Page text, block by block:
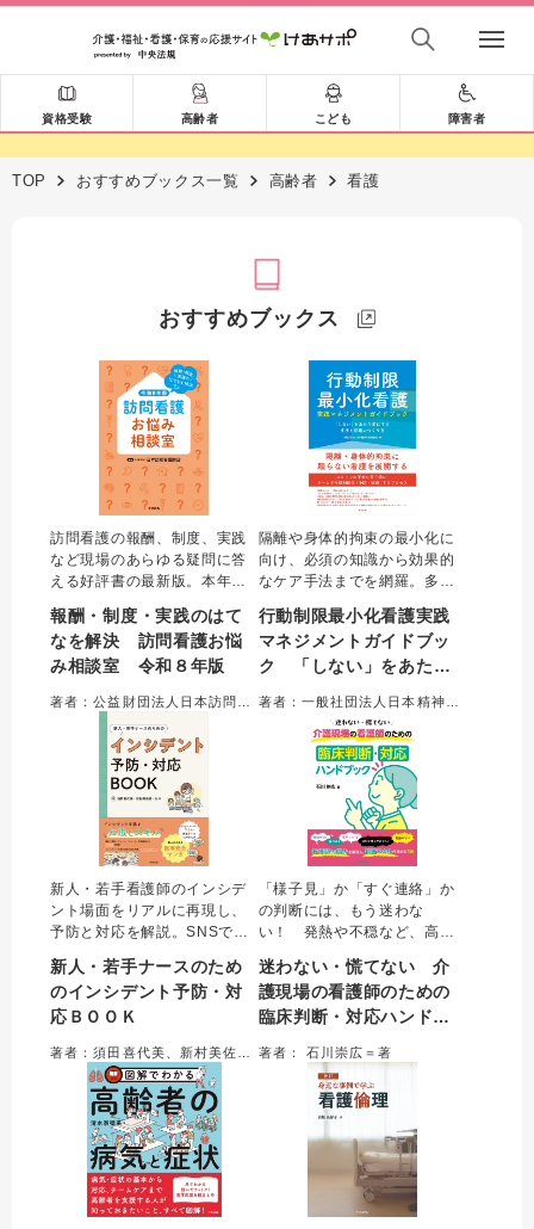
資格受験 高齢者 こども 障害者
TOP おすすめブックス一覧 高齢者 看護
おすすめブックス
訪問看護の報酬、制度、実践
など現場のあらゆる疑問に答
える好評書の最新版。本年版
時改定に対応。ベースアップ
評価料の引上げや同一建物居
住者への評価の見直し等の最
わかりやすくまとめた。訪問
看護に携わる方、必読。
報酬・制度・実践のはて
なを解決 訪問看護お悩
み相談室 令和８年版
隔離や身体的拘束の最小化に
向け、必須の知識から効果的
なケア手法までを網羅。多様
制限に頼らない看護」を現場
に根づかせるプロセスや組織
マネジメントを詳解する。医
させるために欠かすことので
きない一冊。
行動制限最小化看護実践
マネジメントガイドブッ
ク 「しない」をあたり
くり方
新人・若手看護師のインシデ
ント場面をリアルに再現し、
予防と対応を解説。SNSで人
ある」漫画も収録。インシデ
ントの傾向と対策から報告書
の書き方まで網羅しチェック
人・若手から研修担当者まで
活用できる実践的な一冊。
新人・若手ナースのため
のインシデント予防・対
応ＢＯＯＫ
「様子見」か「すぐ連絡」か
の判断には、もう迷わな
い！ 発熱や不穏など、高齢
ないためのチェックポイント
を、経験豊富な介護施設の嘱
託医がズバリ解説。気後れし
を伝えるべきか」が明確にな
り自信につながる。
迷わない・慌てない 介
護現場の看護師のための
臨床判断・対応ハンドブ
著者： 石川崇広＝著